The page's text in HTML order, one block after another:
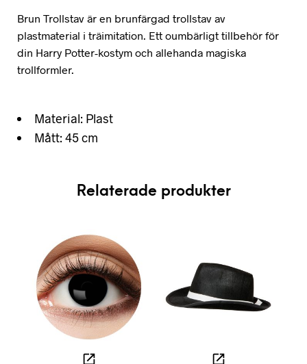
Brun Trollstav är en brunfärgad trollstav av
plastmaterial i träimitation. Ett oumbärligt tillbehör för
din Harry Potter-kostym och allehanda magiska
trollformler.
Material: Plast
Mått: 45 cm
Relaterade produkter